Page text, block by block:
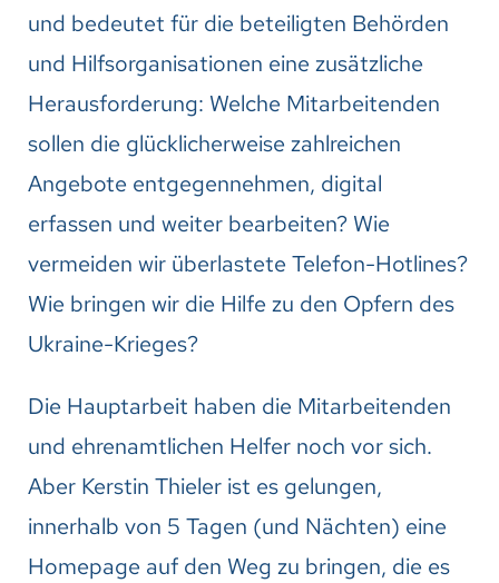
und bedeutet für die beteiligten Behörden
und Hilfsorganisationen eine zusätzliche
Herausforderung: Welche Mitarbeitenden
sollen die glücklicherweise zahlreichen
Angebote entgegennehmen, digital
erfassen und weiter bearbeiten? Wie
vermeiden wir überlastete Telefon-Hotlines?
Wie bringen wir die Hilfe zu den Opfern des
Ukraine-Krieges?
Die Hauptarbeit haben die Mitarbeitenden
und ehrenamtlichen Helfer noch vor sich.
Aber Kerstin Thieler ist es gelungen,
innerhalb von 5 Tagen (und Nächten) eine
Homepage auf den Weg zu bringen, die es